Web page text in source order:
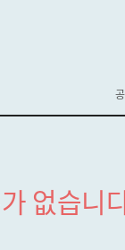
없습니